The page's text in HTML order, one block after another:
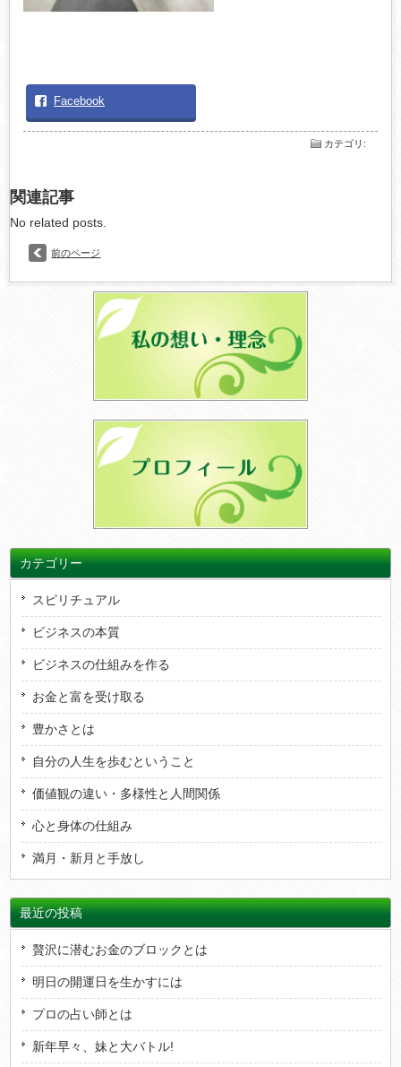
Facebook
カテゴリ :
関連記事
No related posts.
前のページ
カテゴリー
スピリチュアル
ビジネスの本質
ビジネスの仕組みを作る
お金と富を受け取る
豊かさとは
自分の人生を歩むということ
価値観の違い・多様性と人間関係
心と身体の仕組み
満月・新月と手放し
最近の投稿
贅沢に潜むお金のブロックとは
明日の開運日を生かすには
プロの占い師とは
新年早々、妹と大バトル!